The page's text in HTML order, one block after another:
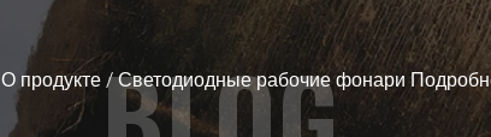
О продукте/ Светодиодные рабочие фонари